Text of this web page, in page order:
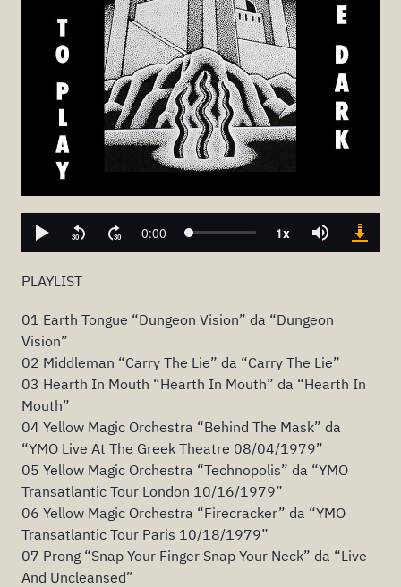
PLAYLIST
01 Earth Tongue “Dungeon Vision” da “Dungeon
Vision”
02 Middleman “Carry The Lie” da “Carry The Lie”
03 Hearth In Mouth “Hearth In Mouth” da “Hearth In
Mouth”
04 Yellow Magic Orchestra “Behind The Mask” da
“YMO Live At The Greek Theatre 08/04/1979”
05 Yellow Magic Orchestra “Technopolis” da “YMO
Transatlantic Tour London 10/16/1979”
06 Yellow Magic Orchestra “Firecracker” da “YMO
Transatlantic Tour Paris 10/18/1979”
07 Prong “Snap Your Finger Snap Your Neck” da “Live
And Uncleansed”